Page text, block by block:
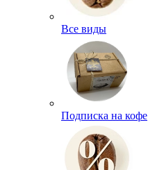
Все виды
Подписка на кофе